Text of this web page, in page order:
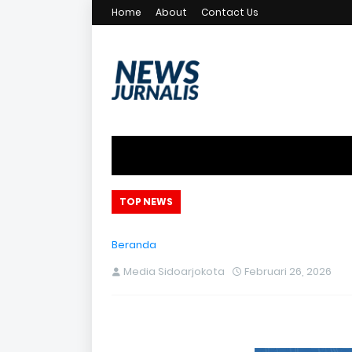
Home About Contact Us
TOP NEWS
Beranda
Media Sidoarjokota
Februari 26, 2026